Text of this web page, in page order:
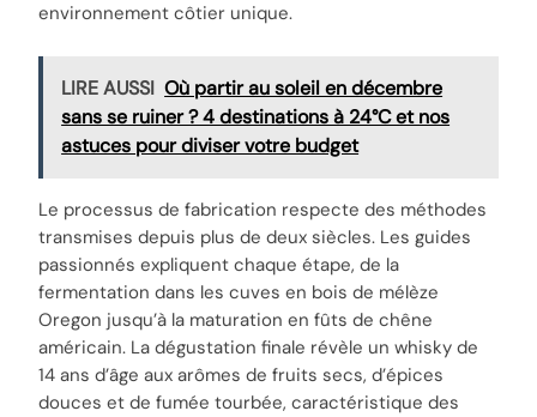
environnement côtier unique.
LIRE AUSSI Où partir au soleil en décembre
sans se ruiner ? 4 destinations à 24°C et nos
astuces pour diviser votre budget
Le processus de fabrication respecte des méthodes
transmises depuis plus de deux siècles. Les guides
passionnés expliquent chaque étape, de la
fermentation dans les cuves en bois de mélèze
Oregon jusqu’à la maturation en fûts de chêne
américain. La dégustation finale révèle un whisky de
14 ans d’âge aux arômes de fruits secs, d’épices
douces et de fumée tourbée, caractéristique des